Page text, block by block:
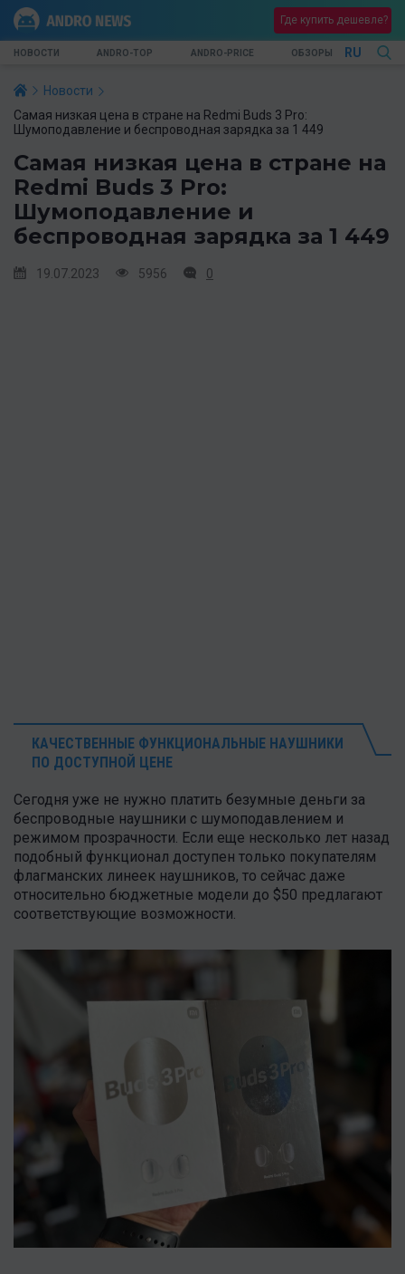
Где купить дешевле?
НОВОСТИ ANDRO-TOP ANDRO-PRICE ОБЗОРЫ RU
Новости
Самая низкая цена в стране на Redmi Buds 3 Pro:
Шумоподавление и беспроводная зарядка за 1 449
Самая низкая цена в стране на
Redmi Buds 3 Pro:
Шумоподавление и
беспроводная зарядка за 1 449
19.07.2023 5956 0
КАЧЕСТВЕННЫЕ ФУНКЦИОНАЛЬНЫЕ НАУШНИКИ
ПО ДОСТУПНОЙ ЦЕНЕ
Сегодня уже не нужно платить безумные деньги за
беспроводные наушники с шумоподавлением и
режимом прозрачности. Если еще несколько лет назад
подобный функционал доступен только покупателям
флагманских линеек наушников, то сейчас даже
относительно бюджетные модели до $50 предлагают
соответствующие возможности.